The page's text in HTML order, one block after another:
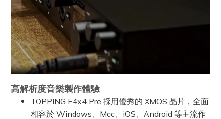
高解析度音樂製作體驗
TOPPING E4x4 Pre 採用優秀的 XMOS 晶片，全面
相容於 Windows、Mac、iOS、Android 等主流作